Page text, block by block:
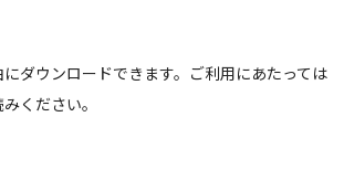
ダウンロードできます。ご利用にあたっては
ください。